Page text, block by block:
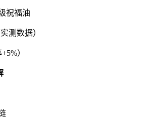
祝福油
测数据）
）